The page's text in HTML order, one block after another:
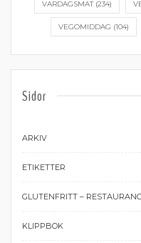
VARDAGSMAT(234)
VEGOMIDDAG (104)
Sidor
ARKIV
ETIKETTER
GLUTENFRITT –
KLIPPBOK